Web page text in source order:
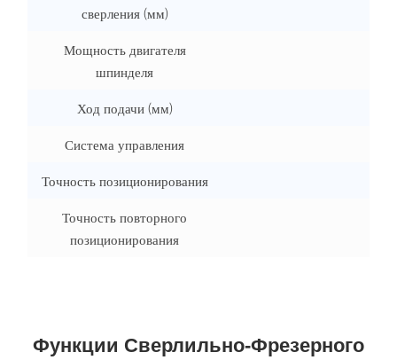
сверления (мм)
Мощность двигателя
шпинделя
Ход подачи (мм)
Система управления
Точность позиционирования
Точность повторного
позиционирования
Функции Сверлильно-Фрезерного